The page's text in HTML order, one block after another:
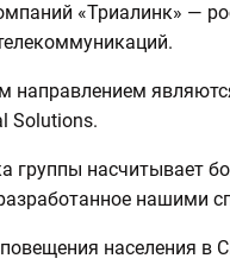
«Триалинк» —
направлением
Solutions.
группы насчитывает
нашими
населения в